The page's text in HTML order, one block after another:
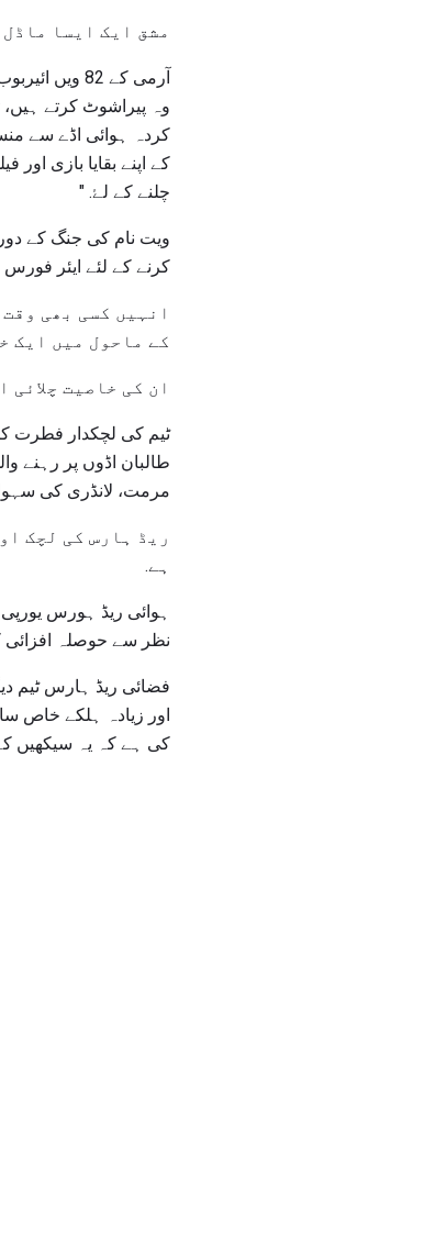
مشق ایک ایسا
آرمی کے 82
وہ پیراشوٹ کرتے
کردہ ہوائی اڈے سے
کے اپنے بقایا بازی
چلنے کے لۓ. "
کرنے کے لئے ایئر
انہیں کسی بھی
کے ماحول میں ایک
ان کی خاصیت
ٹیم کی لچکدار فطرت
طالبان اڈوں پر رہنے
مرمت، لانڈری کی
ریڈ ہارس کی لچک
ہے.
ہوائی ریڈ ہورس
نظر سے حوصلہ افزائی کرتا تھا، اور 2002 میں تین
فضائی ریڈ ہارس ٹیم
کی ہے کہ یہ سیکھیں